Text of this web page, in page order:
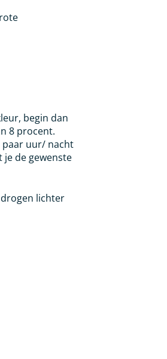
begin dan
8 procent.
paar uur/ nacht
de gewenste
lichter